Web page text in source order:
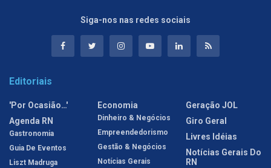
Siga-nos nas redes sociais
Editoriais
'Por Ocasião…'
Agenda RN
Gastronomia
Guia De Eventos
Liszt Madruga
Economia
Dinheiro & Negócios
Empreendedorismo
Gestão & Negócios
Notícias Gerais
Geração JOL
Giro Geral
Livres Idéias
Notícias Gerais Do
RN